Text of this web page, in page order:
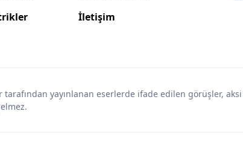
İletişim
tarafından yayınlanan eserlerde ifade edilen görüşler,